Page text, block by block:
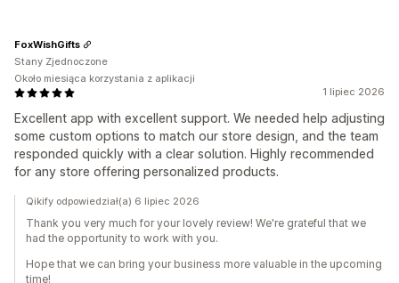
1 lipiec 2026
Excellent app with excellent support. We needed help adjusting
some custom options to match our store design, and the team
responded quickly with a clear solution. Highly recommended
for any store offering personalized products.
FoxWishGifts
Stany Zjednoczone
Około miesiąca korzystania z aplikacji
Qikify odpowiedział(a) 6 lipiec 2026
Thank you very much for your lovely review! We're grateful that we
had the opportunity to work with you.
Hope that we can bring your business more valuable in the upcoming
time!